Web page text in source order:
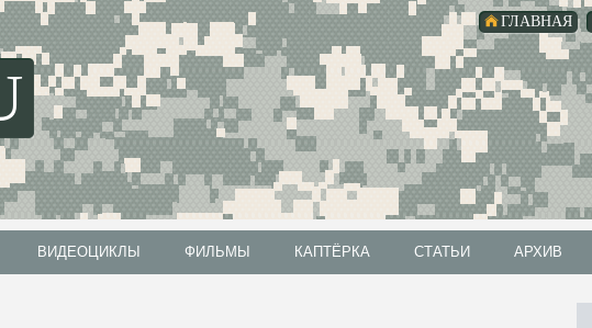
ГЛАВНАЯ
ВИДЕОЦИКЛЫ ФИЛЬМЫ КАПТЁРКА СТАТЬИ АРХИВ